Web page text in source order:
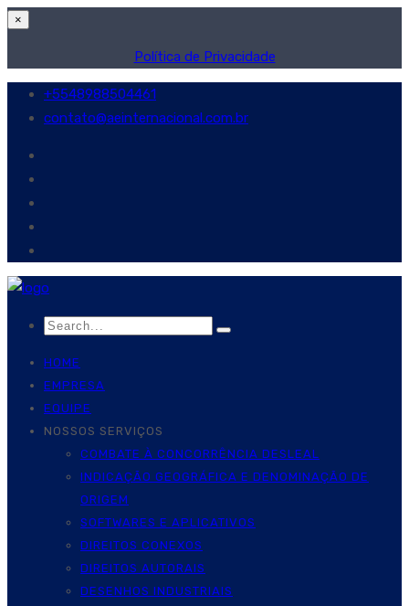
×
Política de Privacidade
+5548988504461
contato@aeinternacional.com.br
HOME
EMPRESA
EQUIPE
NOSSOS SERVIÇOS
COMBATE À CONCORRÊNCIA DESLEAL
INDICAÇÃO GEOGRÁFICA E DENOMINAÇÃO DE
ORIGEM
SOFTWARES E APLICATIVOS
DIREITOS CONEXOS
DIREITOS AUTORAIS
DESENHOS INDUSTRIAIS